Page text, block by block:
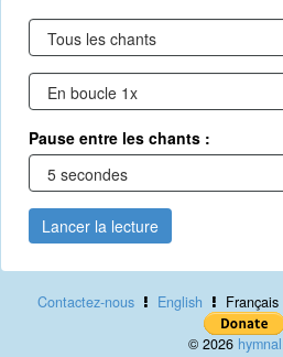
Pause entre les chants :
Lancer la lecture
Contactez-nous English Français
© 2026